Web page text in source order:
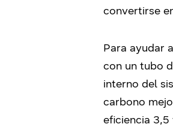
convertirse
Para ayudar
con un tubo
interno del
carbono
eficiencia